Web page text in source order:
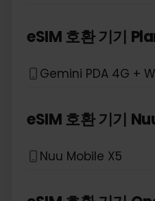
eSIM 호환 기기
Gemini PDA 4G +
eSIM 호환 기기
Nuu Mobile X5